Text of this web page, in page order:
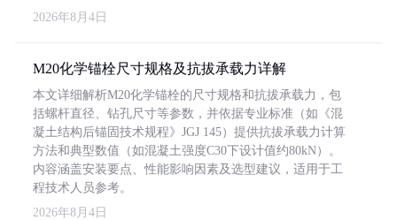
2026年8月4日
M20化学锚栓尺寸规格及抗拔承载力详解
本文详细解析M20化学锚栓的尺寸规格和抗拔承载力，包
括螺杆直径、钻孔尺寸等参数，并依据专业标准（如《混
凝土结构后锚固技术规程》JGJ 145）提供抗拔承载力计算
方法和典型数值（如混凝土强度C30下设计值约80kN）。
内容涵盖安装要点、性能影响因素及选型建议，适用于工
程技术人员参考。
2026年8月4日